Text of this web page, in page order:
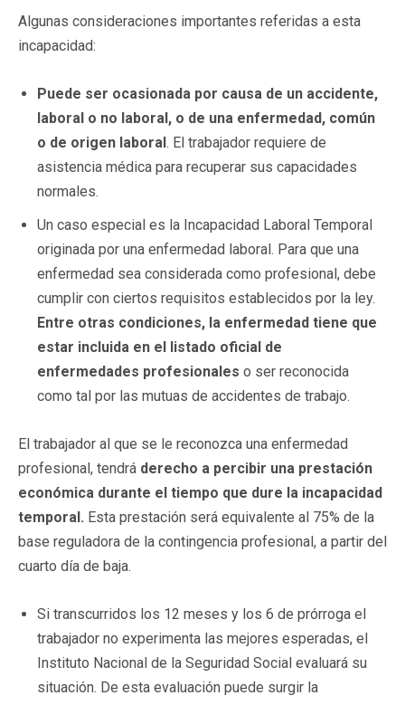
Algunas consideraciones importantes referidas a esta
incapacidad:
Puede ser ocasionada por causa de un accidente,
laboral o no laboral, o de una enfermedad, común
o de origen laboral. El trabajador requiere de
asistencia médica para recuperar sus capacidades
normales.
Un caso especial es la Incapacidad Laboral Temporal
originada por una enfermedad laboral. Para que una
enfermedad sea considerada como profesional, debe
cumplir con ciertos requisitos establecidos por la ley.
Entre otras condiciones, la enfermedad tiene que
estar incluida en el listado oficial de
enfermedades profesionales o ser reconocida
como tal por las mutuas de accidentes de trabajo.
El trabajador al que se le reconozca una enfermedad
profesional, tendrá derecho a percibir una prestación
económica durante el tiempo que dure la incapacidad
temporal. Esta prestación será equivalente al 75% de la
base reguladora de la contingencia profesional, a partir del
cuarto día de baja.
Si transcurridos los 12 meses y los 6 de prórroga el
trabajador no experimenta las mejores esperadas, el
Instituto Nacional de la Seguridad Social evaluará su
situación. De esta evaluación puede surgir la